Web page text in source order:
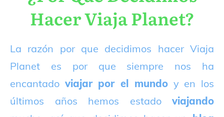
Hacer Viaja Planet?
La razón por que decidimos hacer Viaja
Planet es por que siempre nos ha
encantado viajar por el mundoy en los
últimos años hemos estado viajando